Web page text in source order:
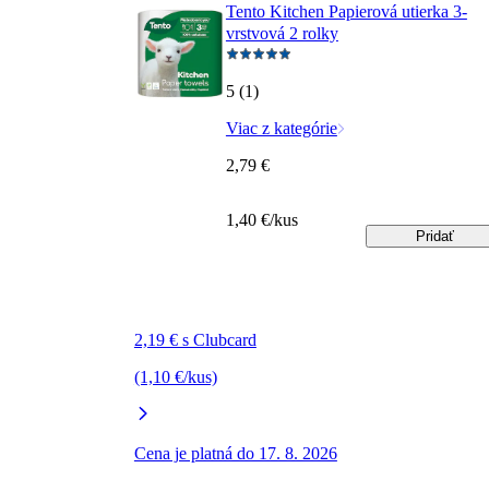
Tento Kitchen Papierová utierka 3-
vrstvová 2 rolky
5 (1)
Viac z kategórie
2,19 € s Clubcard
(1,10 €/kus)
Cena je platná do 17. 8. 2026
2,79 €
1,40 €/kus
Pridať